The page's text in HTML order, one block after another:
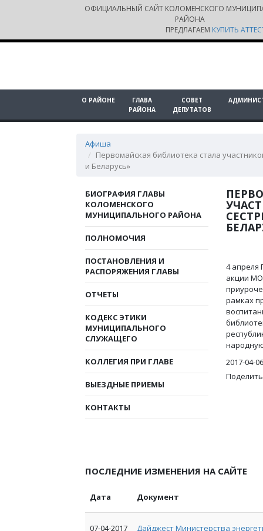
ОФИЦИАЛЬНЫЙ САЙТ КОЛОМЕНСКОГО
РАЙОНА
ПРЕДЛАГАЕМ КУПИТЬ
О РАЙОНЕ
ГЛАВА
РАЙОНА
СОВЕТ
ДЕПУТАТОВ
Афиша
Первомайская библиотека стала
и Беларусь»
БИОГРАФИЯ ГЛАВЫ
КОЛОМЕНСКОГО
МУНИЦИПАЛЬНОГО РАЙОНА
ПОЛНОМОЧИЯ
ПОСТАНОВЛЕНИЯ И
РАСПОРЯЖЕНИЯ ГЛАВЫ
ОТЧЕТЫ
КОДЕКС ЭТИКИ
МУНИЦИПАЛЬНОГО
СЛУЖАЩЕГО
КОЛЛЕГИЯ ПРИ ГЛАВЕ
ВЫЕЗДНЫЕ ПРИЕМЫ
КОНТАКТЫ
4 апреля
акции
рамках
2017-04-06
ПОСЛЕДНИЕ ИЗМЕНЕНИЯ НА САЙТЕ
Дата Документ
07-04-2017
Дайджест Министерства